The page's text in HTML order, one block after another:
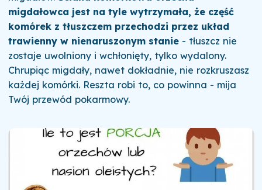
migdałowca jest na tyle wytrzymała, że część
komórek z tłuszczem przechodzi przez układ
trawienny w nienaruszonym stanie- tłuszcz nie
zostaje uwolniony i wchłonięty, tylko wydalony.
Chrupiąc migdały, nawet dokładnie, nie rozkruszasz
każdej komórki. Reszta robi to, co powinna - mija
Twój przewód pokarmowy.